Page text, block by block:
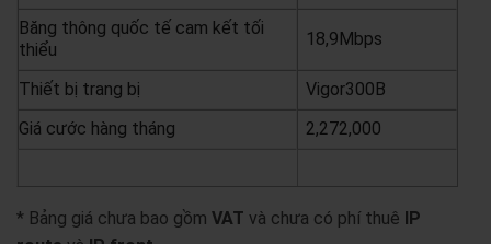
Băng thông quốc tế cam kết tối
thiểu
18,9Mbps
Thiết bị trang bị
Vigor300B
Giá cước hàng tháng
2,272,000
* Bảng giá chưa bao gồm VAT và chưa có phí thuê IP